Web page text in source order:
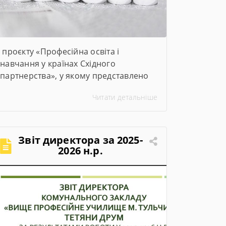
проєкту «Професійна освіта і
навчання у країнах Східного
партнерства», у якому представлено
за січень–червень 2026 рокуЧитати детальніше
Звіт директора за 2025-
2026 н.р.